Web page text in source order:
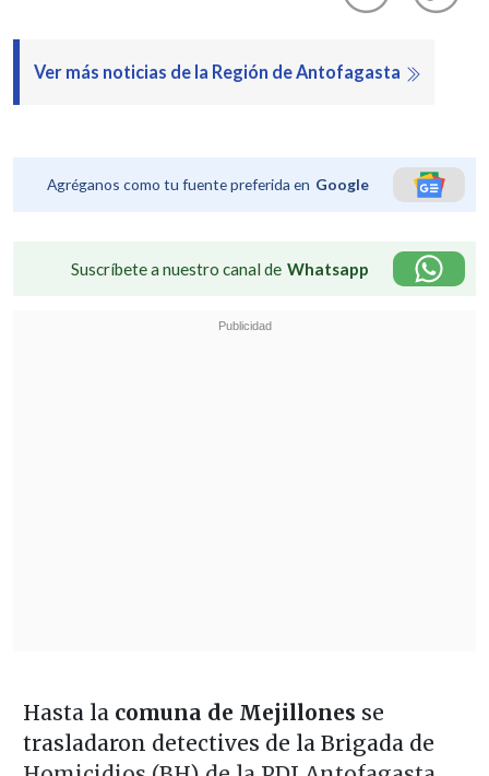
Ver más noticias de la Región de Antofagasta
Agréganos como tu fuente preferida en Google
Suscríbete a nuestro canal de Whatsapp
Hasta la comuna de Mejillones se
trasladaron detectives de la Brigada de